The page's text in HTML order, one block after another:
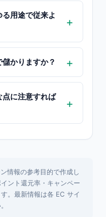
用途で従来よ
かりますか？
に注意すれば
情報の参考目的で作成し
ント還元率・キャンペー
。最新情報は各 EC サイ